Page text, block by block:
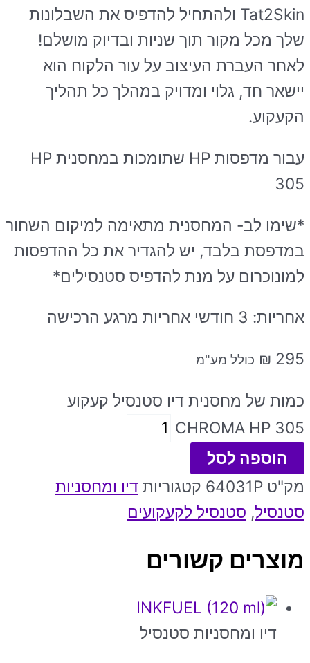
Tat2Skin ולהתחיל להדפיס את השבלונות
שלך מכל מקור תוך שניות ובדיוק מושלם!
לאחר העברת העיצוב על עור הלקוח הוא
יישאר חד, גלוי ומדויק במהלך כל תהליך
הקעקוע.
עבור מדפסות HP שתומכות במחסנית HP
305
*שימו לב- המחסנית מתאימה למיקום השחור
במדפסת בלבד, יש להגדיר את כל ההדפסות
למונוכרום על מנת להדפיס סטנסילים*
אחריות: 3 חודשי אחריות מרגע הרכישה
₪ 295 כולל מע"מ
כמות של מחסנית דיו סטנסיל קעקוע
CHROMA HP 305
הוספה לסל
מק"ט 64031P קטגוריות דיו ומחסניות
סטנסיל, סטנסיל לקעקועים
מוצרים קשורים
דיו ומחסניות סטנסיל